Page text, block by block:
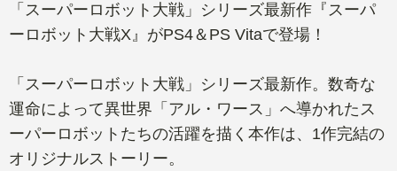
「スーパーロボット大戦」シリーズ最新作『スーパ
ーロボット大戦X』がPS4＆PS Vitaで登場！
「スーパーロボット大戦」シリーズ最新作。数奇な
運命によって異世界「アル・ワース」へ導かれたス
ーパーロボットたちの活躍を描く本作は、1作完結の
オリジナルストーリー。